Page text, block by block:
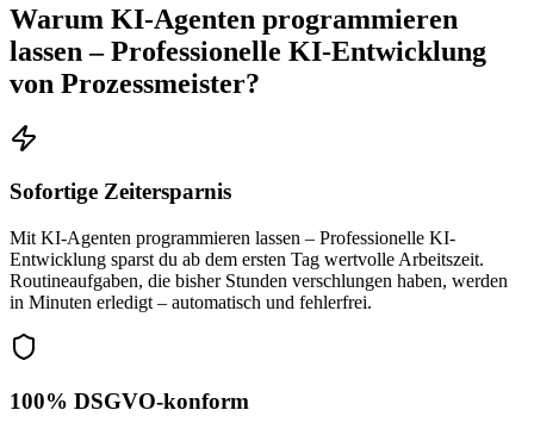
Warum KI-Agenten programmieren
lassen – Professionelle KI-Entwicklung
von Prozessmeister?
Sofortige Zeitersparnis
Mit KI-Agenten programmieren lassen – Professionelle KI-
Entwicklung sparst du ab dem ersten Tag wertvolle Arbeitszeit.
Routineaufgaben, die bisher Stunden verschlungen haben, werden
in Minuten erledigt – automatisch und fehlerfrei.
100% DSGVO-konform